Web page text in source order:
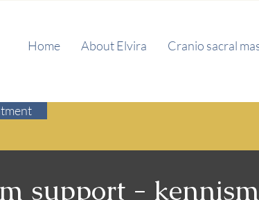
Home About Elvira Cranio sacral
support -